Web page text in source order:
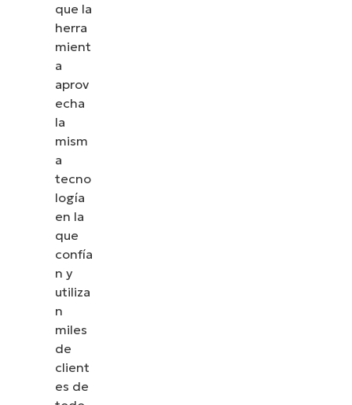
que la
herra
mient
a
aprov
echa
la
mism
a
tecno
logía
en la
que
confía
n y
utiliza
n
miles
de
client
es de